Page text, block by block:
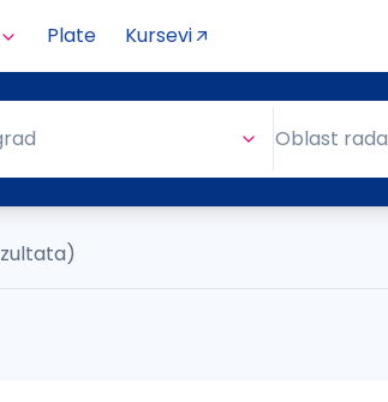
Plate Kursevi
Oblast rada